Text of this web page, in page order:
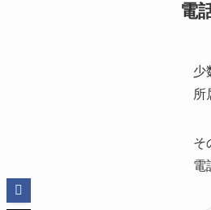
電
少
所
そ
電